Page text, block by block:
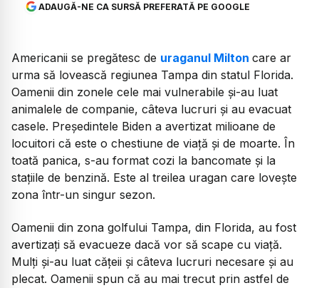
ADAUGĂ-NE CA SURSĂ PREFERATĂ PE GOOGLE
Americanii se pregătesc de uraganul Milton care ar
urma să lovească regiunea Tampa din statul Florida.
Oamenii din zonele cele mai vulnerabile și-au luat
animalele de companie, câteva lucruri și au evacuat
casele. Președintele Biden a avertizat milioane de
locuitori că este o chestiune de viață și de moarte. În
toată panica, s-au format cozi la bancomate și la
stațiile de benzină. Este al treilea uragan care lovește
zona într-un singur sezon.
Oamenii din zona golfului Tampa, din Florida, au fost
avertizați să evacueze dacă vor să scape cu viață.
Mulți și-au luat cățeii și câteva lucruri necesare și au
plecat. Oamenii spun că au mai trecut prin astfel de